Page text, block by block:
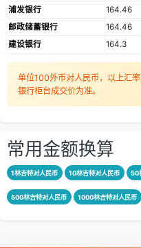
浦发银行
164.46
邮政储蓄银行
164.46
建设银行
164.3
单位100外币对人民币，以上汇
银行柜台成交价为准。
常用金额换算
1林吉特对人民币 10林吉特对人民币 50
500林吉特对人民币 1000林吉特对人民币